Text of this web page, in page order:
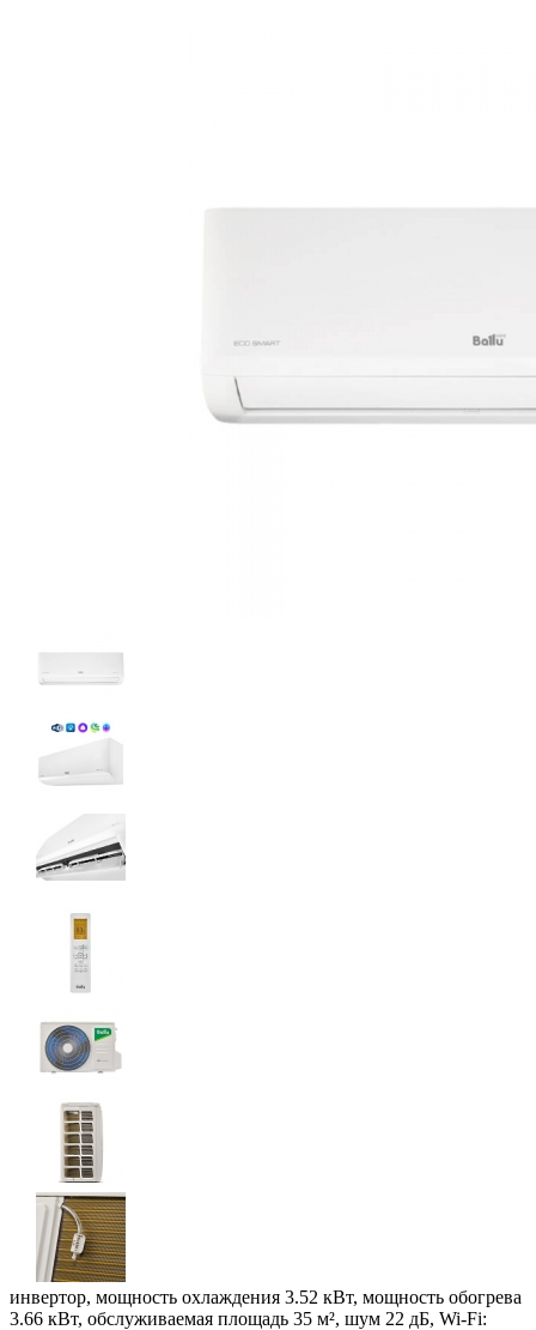
инвертор, мощность охлаждения 3.52 кВт, мощность обогрева
3.66 кВт, обслуживаемая площадь 35 м², шум 22 дБ, Wi-Fi: